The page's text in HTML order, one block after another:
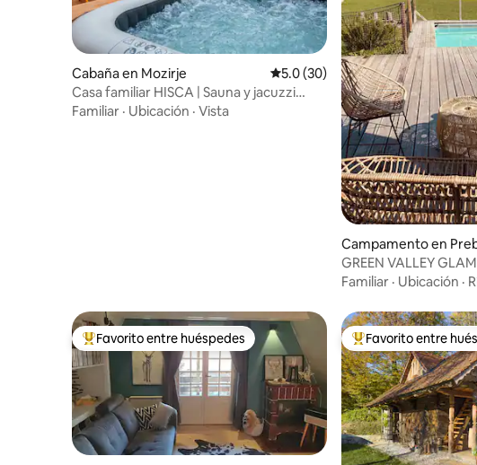
Cabaña en Mozirje Calificación promedio: 5.0 de 5,
5.0 (30)
Casa familiar HISCA | Sauna y jacuzzi
privados
Familiar · Ubicación · Vista
Campamento en
GREEN VALLEY
GLAMUROSAS PARA
Familiar · Ubicación ·
Favorito entre huéspedes preferido
Favorito entre huéspedes Favorito entre
Favorito entre